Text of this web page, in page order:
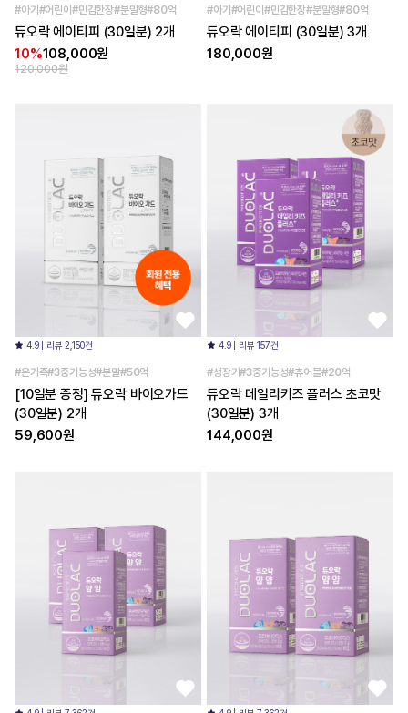
#아기#어린이#민감한장#분말형#80억
듀오락 에이티피 (30일분) 2개
10%108,000원
120,000원
#아기#어린이#민감한장#분말형#80억
듀오락 에이티피 (30일분) 3개
180,000원
4.9 | 리뷰 2,150건
#온가족#3중기능성#분말#50억
[10일분 증정] 듀오락 바이오가드
(30일분) 2개
59,600원
4.9 | 리뷰 157건
#성장기#3중기능성#츄어블#20억
듀오락 데일리키즈 플러스 초코맛
(30일분) 3개
144,000원